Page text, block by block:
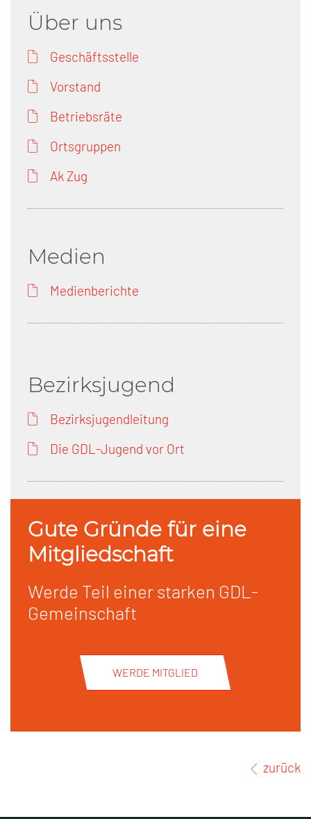
Über uns
Geschäftsstelle
Vorstand
Betriebsräte
Ortsgruppen
Ak Zug
Medien
Medienberichte
Bezirksjugend
Bezirksjugendleitung
Die GDL-Jugend vor Ort
Gute Gründe für eine
Mitgliedschaft
Werde Teil einer starken GDL-
Gemeinschaft
WERDE MITGLIED
zurück